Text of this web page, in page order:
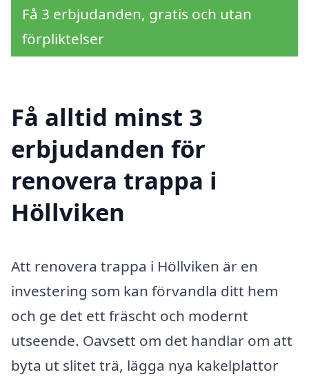
Få 3 erbjudanden, gratis och utan
förpliktelser
Få alltid minst 3
erbjudanden för
renovera trappa i
Höllviken
Att renovera trappa i Höllviken är en
investering som kan förvandla ditt hem
och ge det ett fräscht och modernt
utseende. Oavsett om det handlar om att
byta ut slitet trä, lägga nya kakelplattor